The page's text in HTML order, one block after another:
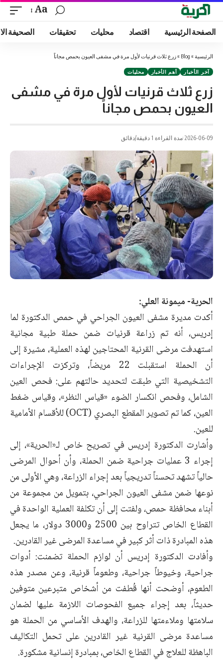
Aa
الصفحة الرئيسية اقتصاد محليات تحقيقات الصحيفة
الرئيسية »
Blog
»زرع ثلاث قرنيات لأول مرة في مشفى العيون بحمص مجاناً
آخر الأخبار أهم الأخبار محليات
زرع ثلاث قرنيات لأول مرة في مشفى
العيون بحمص مجاناً
2026-06-09 مدة القراءة 1 دقيقة/دقائق
الحرية- ميمونة العلي:
أكدت مديرة مشفى العيون الجراحي في حمص الدكتورة لما
إدريس، أنه تم زراعة قرنيات ضمن حملة طبية مجانية
استهدفت مرضى القرنية المحتاجين لهذه العملية، مشيرة إلى
أن الحملة استقبلت 22 مريضاً، وتركزت الإجراءات
التشخيصية التي طبقت لتحديد حالتهم على: فحص العين
الشامل، وفحص انكسار الضوء «قياس النظر»، وقياس ضغط
العين، كما تم تصوير المقطع البصري (OCT) للأقسام الأمامية
للعين.
وأشارت الدكتورة إدريس في تصريح خاص لـ«الحرية»، إلى
إجراء 3 عمليات جراحية ضمن الحملة، وأن أحوال المرضى
حالياً تشهد تحسناً تدريجياً بعد إجراء الزراعة، وهي الأولى من
نوعها ضمن مشفى العيون الجراحي، بتمويل من مجموعة من
أبناء محافظة حمص، ولفتت إلى أن تكلفة العملية الواحدة في
القطاع الخاص تتراوح بين 2500 و3000 دولار، ما يجعل
هذه المبادرة ذات أثر كبير في مساعدة المرضى غير القادرين.
وأفادت الدكتورة إدريس أن لوازم الحملة تضمنت: أدوات
جراحية، وخيوطاً جراحية، وطعوماً قرنية، وعن مصدر هذه
الطعوم، أوضحت أنها قُطفت من أشخاص متبرعين متوفين
حديثاً، بعد إجراء جميع الفحوصات اللازمة عليها لضمان
سلامتها وملاءمتها للزراعة، والهدف الأساسي من الحملة هو
مساعدة مرضى القرنية غير القادرين على تحمل التكاليف
الباهظة للعلاج في القطاع الخاص، بمبادرة إنسانية مشكورة.